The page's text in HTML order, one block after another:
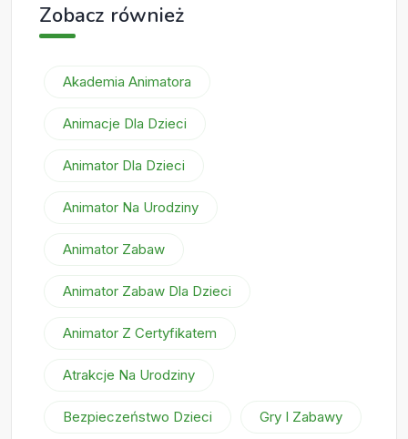
Zobacz również
Akademia Animatora
Animacje Dla Dzieci
Animator Dla Dzieci
Animator Na Urodziny
Animator Zabaw
Animator Zabaw Dla Dzieci
Animator Z Certyfikatem
Atrakcje Na Urodziny
Bezpieczeństwo Dzieci Gry I Zabawy